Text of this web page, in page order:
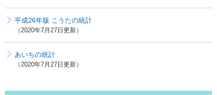
平成26年版 こうたの統計
2020年7月27日更新
あいちの統計
2020年7月27日更新